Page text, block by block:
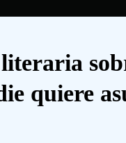
quiere